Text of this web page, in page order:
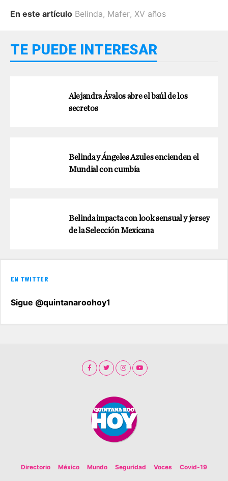
En este artículo Belinda, Mafer, XV años
TE PUEDE INTERESAR
Alejandra Ávalos abre el baúl de los
secretos
Belinda y Ángeles Azules encienden el
Mundial con cumbia
Belinda impacta con look sensual y jersey
de la Selección Mexicana
EN TWITTER
Sigue @quintanaroohoy1
Directorio México Mundo Seguridad Voces Covid-19